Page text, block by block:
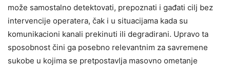
može samostalno detektovati, prepoznati i gađati cilj bez
intervencije operatera, čak i u situacijama kada su
komunikacioni kanali prekinuti ili degradirani. Upravo ta
sposobnost čini ga posebno relevantnim za savremene
sukobe u kojima se pretpostavlja masovno ometanje